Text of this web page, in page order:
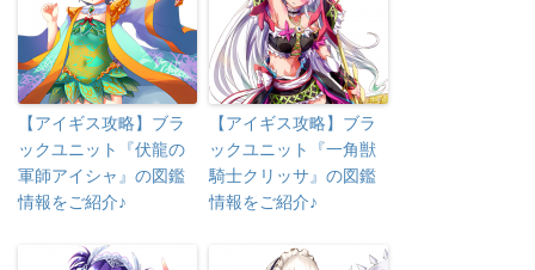
【アイギス攻略】ブラ
ックユニット『伏龍の
軍師アイシャ』の図鑑
情報をご紹介♪
【アイギス攻略】ブラ
ックユニット『一角獣
騎士クリッサ』の図鑑
情報をご紹介♪